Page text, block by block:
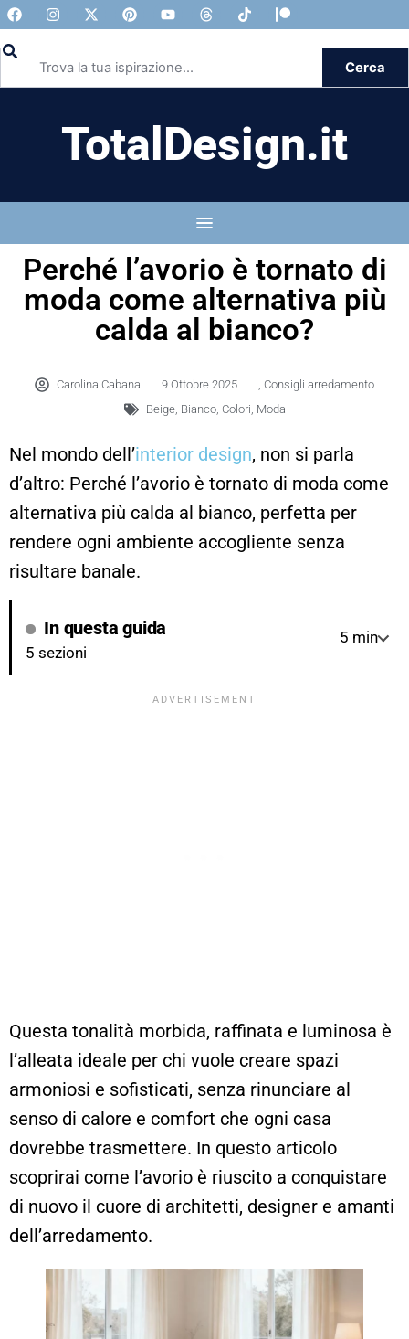
Cerca
TotalDesign.it
Perché l’avorio è tornato di
moda come alternativa più
calda al bianco?
Carolina Cabana 9 Ottobre 2025 , Consigli arredamento
Beige, Bianco, Colori, Moda
Nel mondo dell’interior design, non si parla
d’altro: Perché l’avorio è tornato di moda come
alternativa più calda al bianco, perfetta per
rendere ogni ambiente accogliente senza
risultare banale.
In questa guida
5 sezioni
5 min
Questa tonalità morbida, raffinata e luminosa è
l’alleata ideale per chi vuole creare spazi
armoniosi e sofisticati, senza rinunciare al
senso di calore e comfort che ogni casa
dovrebbe trasmettere. In questo articolo
scoprirai come l’avorio è riuscito a conquistare
di nuovo il cuore di architetti, designer e amanti
dell’arredamento.